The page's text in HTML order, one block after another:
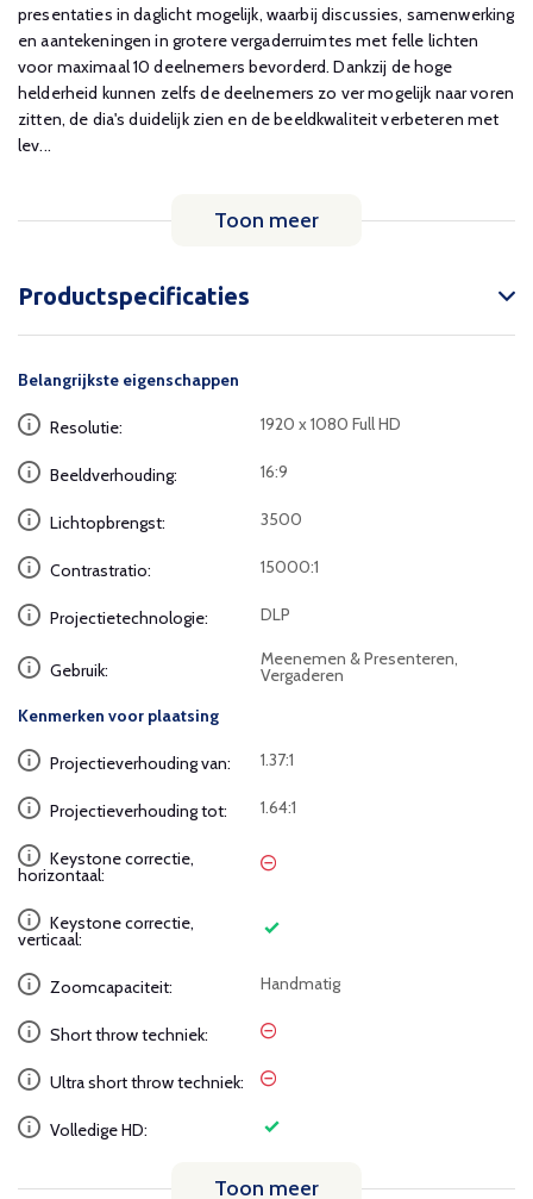
presentaties in daglicht mogelijk, waarbij discussies, samenwerking
en aantekeningen in grotere vergaderruimtes met felle lichten
voor maximaal 10 deelnemers bevorderd. Dankzij de hoge
helderheid kunnen zelfs de deelnemers zo ver mogelijk naar voren
zitten, de dia's duidelijk zien en de beeldkwaliteit verbeteren met
lev...
Toon meer
Productspecificaties
Belangrijkste eigenschappen
Resolutie: 1920 x 1080 Full HD
Beeldverhouding: 16:9
Lichtopbrengst: 3500
Contrastratio: 15000:1
Projectietechnologie: DLP
Gebruik:
Meenemen & Presenteren,
Vergaderen
Kenmerken voor plaatsing
Projectieverhouding van: 1.37:1
Projectieverhouding tot: 1.64:1
Keystone correctie,
horizontaal:
Keystone correctie,
verticaal:
Zoomcapaciteit: Handmatig
Short throw techniek:
Ultra short throw techniek:
Volledige HD:
Toon meer